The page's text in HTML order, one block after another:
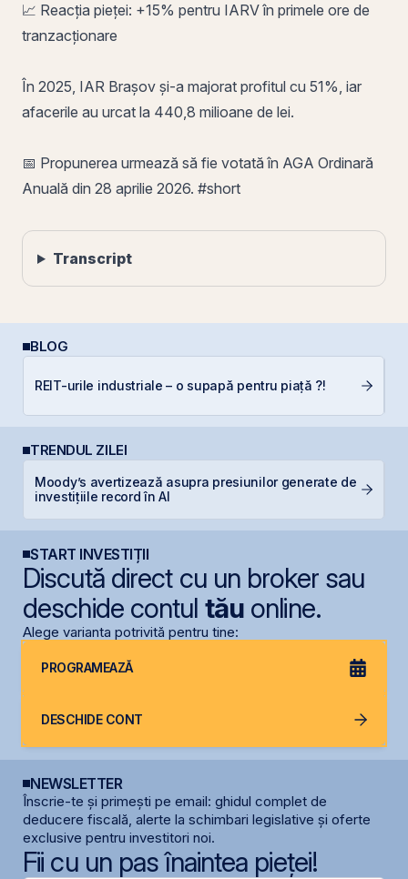
📈 Reacția pieței: +15% pentru IARV în primele ore de
tranzacționare
În 2025, IAR Brașov și-a majorat profitul cu 51%, iar
afacerile au urcat la 440,8 milioane de lei.
📅 Propunerea urmează să fie votată în AGA Ordinară
Anuală din 28 aprilie 2026. #short
Transcript
BLOG
REIT-urile industriale – o supapă pentru piață ?!
TRENDUL ZILEI
Moody’s avertizează asupra presiunilor generate de
investițiile record în AI
START INVESTIȚII
Discută direct cu un broker sau
deschide contul tăuonline.
Alege varianta potrivită pentru tine:
PROGRAMEAZĂ
DESCHIDE CONT
NEWSLETTER
Înscrie-te și primești pe email: ghidul complet de
deducere fiscală, alerte la schimbari legislative și oferte
exclusive pentru investitori noi.
Fii cu un pas înaintea pieței!